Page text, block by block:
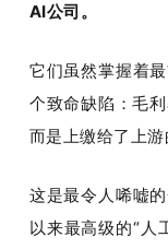
AI公司。
它们虽然掌握着
个致命缺陷：毛
而是上缴给了上游
这是最令人唏嘘
以来最高级的“人